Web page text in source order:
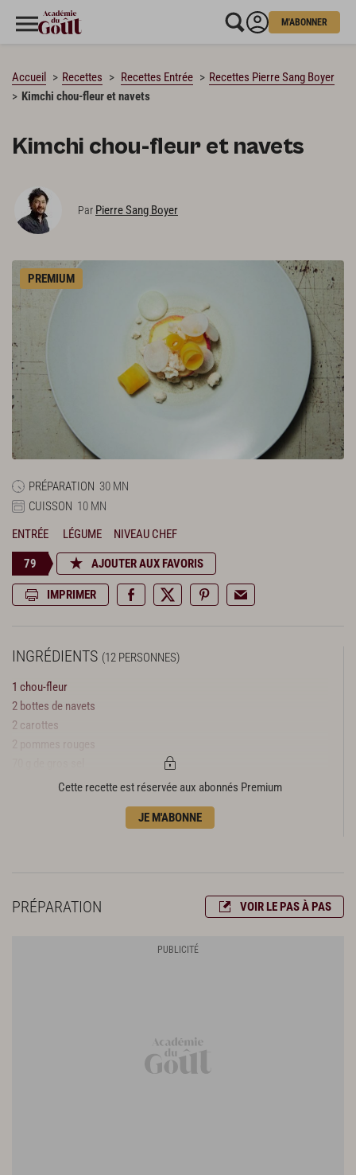
M'ABONNER
Accueil Recettes Recettes Entrée
Recettes Pierre Sang Boyer
Kimchi chou-fleur et navets
Kimchi chou-fleur et navets
Par Pierre Sang Boyer
PREMIUM
PRÉPARATION 30 MN
CUISSON 10 MN
ENTRÉE
LÉGUME NIVEAU CHEF
79 AJOUTER AUX FAVORIS
IMPRIMER
INGRÉDIENTS (12 PERSONNES)
1 chou-fleur
2 bottes de navets
2 carottes
2 pommes rouges
25 g de gingembre
80 g de sauce d'anchois coréenne
Cette recette est réservée aux abonnés Premium
JE M'ABONNE
PRÉPARATION VOIR LE PAS À PAS
CHARGEMENT…